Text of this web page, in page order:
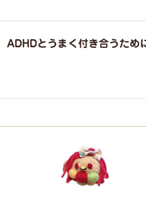
ADHDとうまく付き合うため